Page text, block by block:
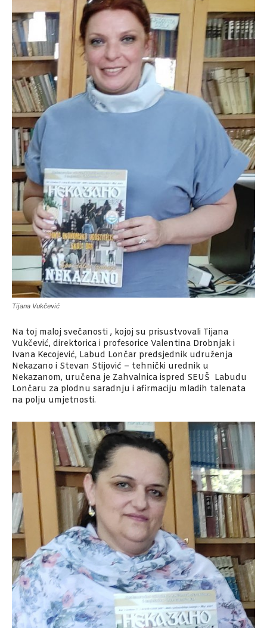
Tijana Vukčević
Na toj maloj svečanosti , kojoj su prisustvovali Tijana
Vukčević, direktorica i profesorice Valentina Drobnjak i
Ivana Kecojević, Labud Lončar predsjednik udruženja
Nekazano i Stevan Stijović – tehnički urednik u
Nekazanom, uručena je Zahvalnica ispred SEUŠ Labudu
Lončaru za plodnu saradnju i afirmaciju mladih talenata
na polju umjetnosti.